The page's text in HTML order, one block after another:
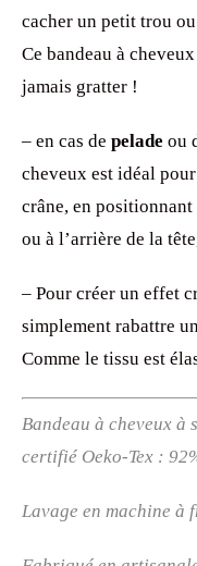
cacher un petit trou
Ce bandeau à
jamais gratter !
– en cas de pelade ou
cheveux est idéal
crâne, en
ou à l’arrière de la
– Pour créer un effet
simplement rabattre
Comme le tissu est
Bandeau à cheveux à
certifié Oeko-Tex :
Lavage en machine à